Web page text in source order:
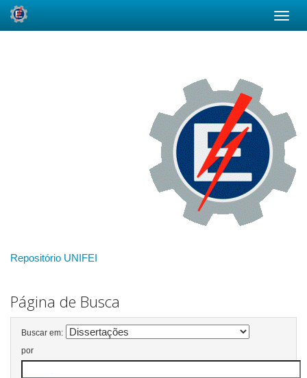
Repositório UNIFEI
Página de Busca
Buscar em:
por